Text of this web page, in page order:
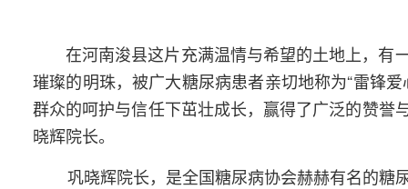
在河南浚县这片充满温情与希望的土地上，
璀璨的明珠，被广大糖尿病患者亲切地称为“雷锋
群众的呵护与信任下茁壮成长，赢得了广泛的赞
晓辉院长。
巩晓辉院长，是全国糖尿病协会赫赫有名的糖